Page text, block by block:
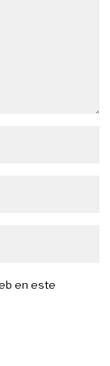
en este